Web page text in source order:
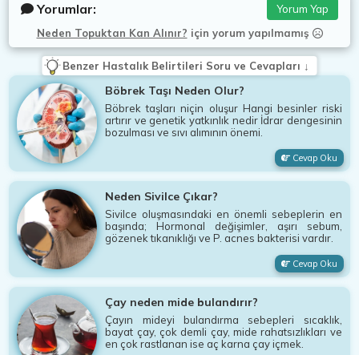
Yorumlar:
Neden Topuktan Kan Alınır? için yorum yapılmamış
Yorum Yap
Benzer Hastalık Belirtileri Soru ve Cevapları ↓
Böbrek Taşı Neden Olur?
Böbrek taşları niçin oluşur Hangi besinler riski
artırır ve genetik yatkınlık nedir İdrar dengesinin
bozulması ve sıvı alımının önemi.
Cevap Oku
Neden Sivilce Çıkar?
Sivilce oluşmasındaki en önemli sebeplerin en
başında; Hormonal değişimler, aşırı sebum,
gözenek tıkanıklığı ve P. acnes bakterisi vardır.
Cevap Oku
Çay neden mide bulandırır?
Çayın mideyi bulandırma sebepleri sıcaklık,
bayat çay, çok demli çay, mide rahatsızlıkları ve
en çok rastlanan ise aç karna çay içmek.